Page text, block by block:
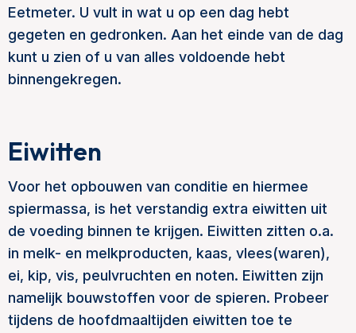
Eetmeter. U vult in wat u op een dag hebt
gegeten en gedronken. Aan het einde van de dag
kunt u zien of u van alles voldoende hebt
binnengekregen.
Eiwitten
Voor het opbouwen van conditie en hiermee
spiermassa, is het verstandig extra eiwitten uit
de voeding binnen te krijgen. Eiwitten zitten o.a.
in melk- en melkproducten, kaas, vlees(waren),
ei, kip, vis, peulvruchten en noten. Eiwitten zijn
namelijk bouwstoffen voor de spieren. Probeer
tijdens de hoofdmaaltijden eiwitten toe te